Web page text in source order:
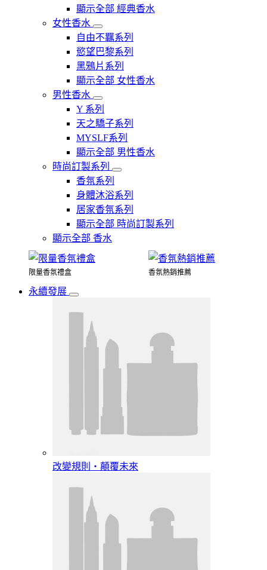
顯示全部 經典香水
女性香水
自由不羈系列
慾望巴黎系列
黑鴉片系列
顯示全部 女性香水
男性香水
Y 系列
天之驕子系列
MYSLF系列
顯示全部 男性香水
時尚訂製系列
香氛系列
身體沐浴系列
居家香氛系列
顯示全部 時尚訂製系列
顯示全部 香水
限量香氛禮盒 香氛熱銷推薦
永續發展
改變規則‧顛覆未來